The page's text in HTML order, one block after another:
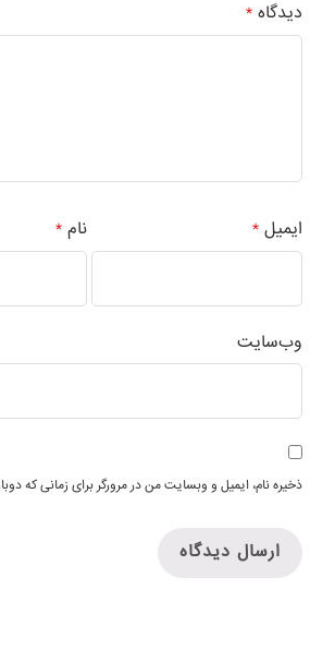
دیدگاه *
نام * ایمیل*
وب‌سایت
ذخیره نام، ایمیل و وبسایت من در مرورگر برای زمانی که